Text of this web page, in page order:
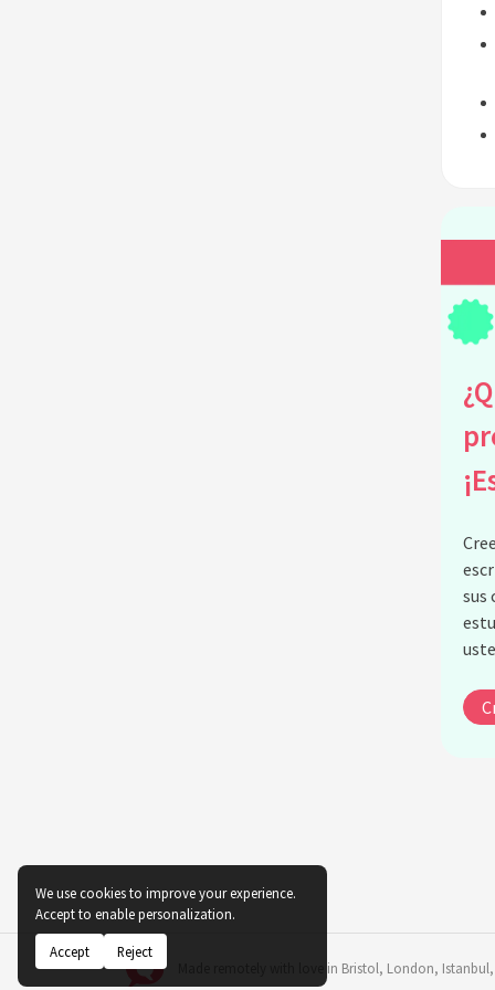
sus
Made remotely with love in Bristol, London, Istanbul
We use cookies to improve your experience.
Accept to enable personalization.
Accept Reject